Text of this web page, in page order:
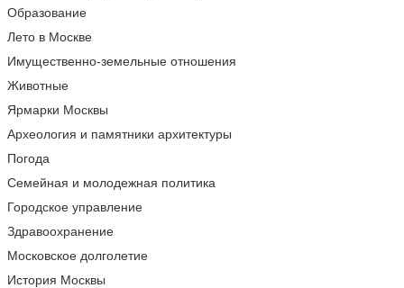
Образование
Лето в Москве
Имущественно-земельные отношения
Животные
Ярмарки Москвы
Археология и памятники архитектуры
Погода
Семейная и молодежная политика
Городское управление
Здравоохранение
Московское долголетие
История Москвы